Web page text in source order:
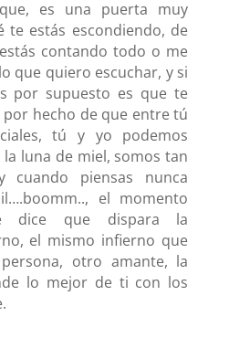
es una puerta muy
te estás escondiendo, de
contando todo o me
que quiero escuchar, y si
por supuesto es que te
hecho de que entre tú
tú y yo podemos
luna de miel, somos tan
cuando piensas nunca
el momento
dice que dispara la
el mismo infierno que
otro amante, la
lo mejor de ti con los